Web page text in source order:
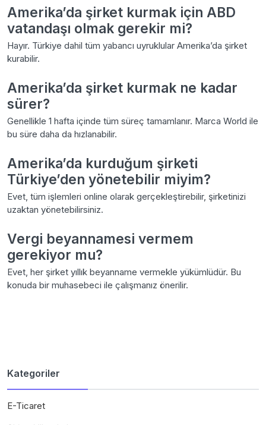
Amerika’da şirket kurmak için ABD
vatandaşı olmak gerekir mi?
Hayır. Türkiye dahil tüm yabancı uyruklular Amerika’da şirket
kurabilir.
Amerika’da şirket kurmak ne kadar
sürer?
Genellikle 1 hafta içinde tüm süreç tamamlanır. Marca World ile
bu süre daha da hızlanabilir.
Amerika’da kurduğum şirketi
Türkiye’den yönetebilir miyim?
Evet, tüm işlemleri online olarak gerçekleştirebilir, şirketinizi
uzaktan yönetebilirsiniz.
Vergi beyannamesi vermem
gerekiyor mu?
Evet, her şirket yıllık beyanname vermekle yükümlüdür. Bu
konuda bir muhasebeci ile çalışmanız önerilir.
Kategoriler
E-Ticaret